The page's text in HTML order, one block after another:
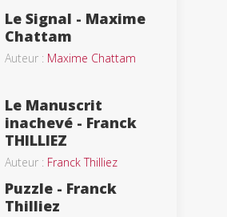
Le Signal - Maxime
Chattam
Auteur : Maxime Chattam
Le Manuscrit
inachevé - Franck
THILLIEZ
Auteur : Franck Thilliez
Puzzle - Franck
Thilliez